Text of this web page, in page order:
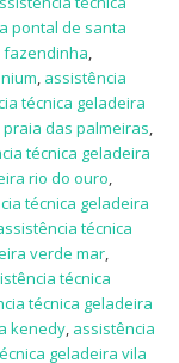
pontal de santa
fazendinha,
, assistência
técnica geladeira
das palmeiras,
técnica geladeira
rio do ouro,
técnica geladeira
técnica
verde mar,
técnica
técnica geladeira
kenedy, assistência
geladeira vila